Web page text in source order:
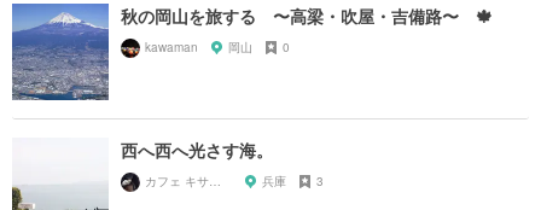
秋の岡山を旅する 〜高梁・吹屋・吉備路〜 🍁
kawaman 岡山 0
西へ西へ光さす海。
兵庫 3